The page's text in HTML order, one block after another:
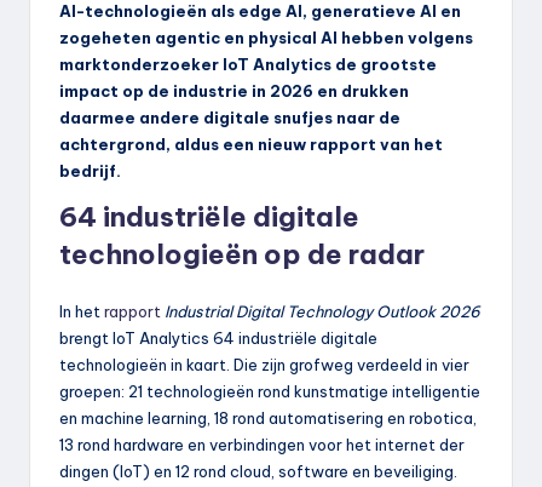
AI-technologieën als edge AI, generatieve AI en
zogeheten agentic en physical AI hebben volgens
marktonderzoeker IoT Analytics de grootste
impact op de industrie in 2026 en drukken
daarmee andere digitale snufjes naar de
achtergrond, aldus een nieuw rapport van het
bedrijf.
64 industriële digitale
technologieën op de radar
In hetrapport Industrial Digital Technology Outlook 2026
brengt IoT Analytics 64 industriële digitale
technologieën in kaart. Die zijn grofweg verdeeld in vier
groepen: 21 technologieën rond kunstmatige intelligentie
en machine learning, 18 rond automatisering en robotica,
13 rond hardware en verbindingen voor het internet der
dingen (IoT) en 12 rond cloud, software en beveiliging.